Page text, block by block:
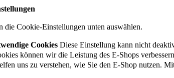
die Cookie-Einstellungen unten auswählen.
Cookies Diese Einstellung kann nicht
können wir die Leistung des E-Shops
uns zu verstehen, wie Sie den E-Shop nutzen.